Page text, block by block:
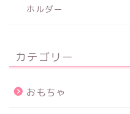
ホルダー
カテゴリー
おもちゃ